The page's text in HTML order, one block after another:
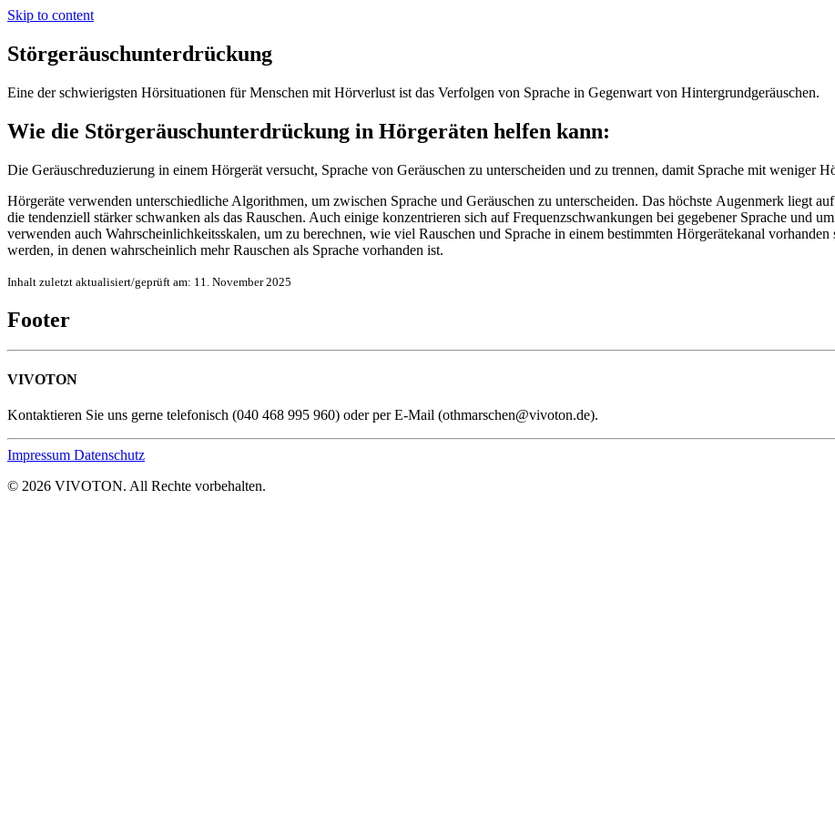
Skip to content
Störgeräuschunterdrückung
Eine der schwierigsten Hörsituationen für Menschen mit Hörverlust ist das Verfolgen von Sprache in Gegenwart von Hintergrundgeräuschen.
Wie die Störgeräuschunterdrückung in Hörgeräten helfen kann:
Die Geräuschreduzierung in einem Hörgerät versucht, Sprache von Geräuschen zu unterscheiden und zu trennen, damit Sprache mit weniger
Hörgeräte verwenden unterschiedliche Algorithmen, um zwischen Sprache und Geräuschen zu unterscheiden. Das höchste Augenmerk liegt
die tendenziell stärker schwanken als das Rauschen. Auch einige konzentrieren sich auf Frequenzschwankungen bei gegebener Sprache und
verwenden auch Wahrscheinlichkeitsskalen, um zu berechnen, wie viel Rauschen und Sprache in einem bestimmten Hörgerätekanal
werden, in denen wahrscheinlich mehr Rauschen als Sprache vorhanden ist.
Inhalt zuletzt aktualisiert/geprüft am: 11. November 2025
Footer
VIVOTON
Kontaktieren Sie uns gerne telefonisch (040 468 995 960) oder per E-Mail (othmarschen@vivoton.de).
Impressum Datenschutz
© 2026 VIVOTON. All Rechte vorbehalten.